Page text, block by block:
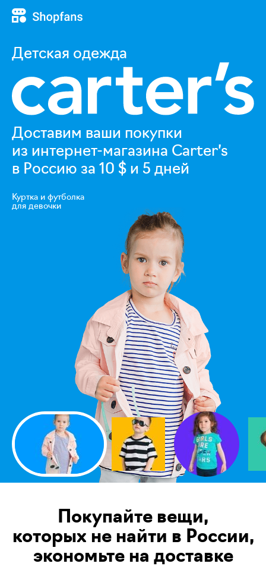
Детская одежда
Доставим ваши покупки
из интернет-магазина Carter’s
в Россию за 10 $ и 5 дней
Куртка и футболка
для девочки
Покупайте вещи,
которых не найти в России,
экономьте на доставке